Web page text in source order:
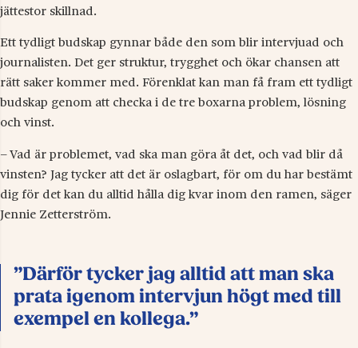
jättestor skillnad.
Ett tydligt budskap gynnar både den som blir intervjuad och
journalisten. Det ger struktur, trygghet och ökar chansen att
rätt saker kommer med. Förenklat kan man få fram ett tydligt
budskap genom att checka i de tre boxarna problem, lösning
och vinst.
– Vad är problemet, vad ska man göra åt det, och vad blir då
vinsten? Jag tycker att det är oslagbart, för om du har bestämt
dig för det kan du alltid hålla dig kvar inom den ramen, säger
Jennie Zetterström.
”Därför tycker jag alltid att man ska
prata igenom intervjun högt med till
exempel en kollega.”